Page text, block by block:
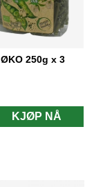
250g x 3
KJØP NÅ